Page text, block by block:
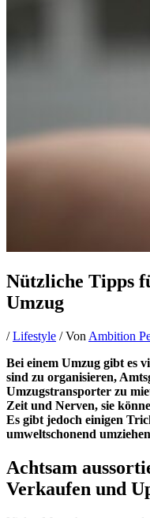
Nützliche Tipps
Umzug
/Lifestyle / Von Ambition
Bei einem Umzug gibt es
sind zu organisieren,
Umzugstransporter zu
Zeit und Nerven, sie
Es gibt jedoch einigen
umweltschonend
Achtsam
Verkaufen und